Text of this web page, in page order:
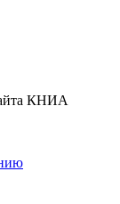
КНИА